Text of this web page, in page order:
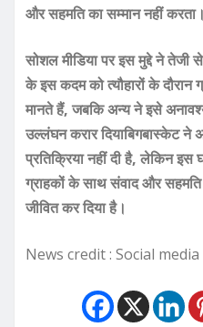
और सहमति का सम्मान नहीं करता।
सोशल मीडिया पर इस मुद्दे ने
के इस कदम को त्यौहारों के दौरान
मानते हैं, जबकि अन्य ने इसे
उल्लंघन करार दियाबिगबास्केट
प्रतिक्रिया नहीं दी है, लेकिन इस
ग्राहकों के साथ संवाद और
जीवित कर दिया है।
News credit : Social media